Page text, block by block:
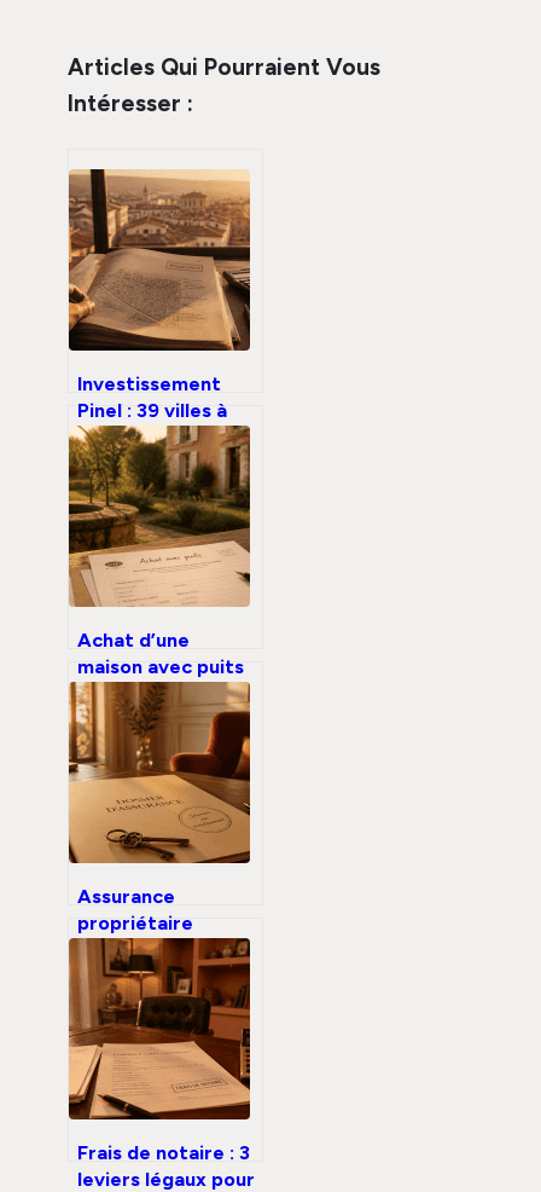
Articles Qui Pourraient Vous
Intéresser :
Investissement
Pinel : 39 villes à
éviter pour
sécuriser votre
rentabilité locative
Achat d’une
maison avec puits
non déclaré :
risques, démarches
de régularisation
et recours
juridiques
Assurance
propriétaire
bailleur : 3 risques
financiers majeurs
que votre
locataire ne
couvre jamais
Frais de notaire : 3
leviers légaux pour